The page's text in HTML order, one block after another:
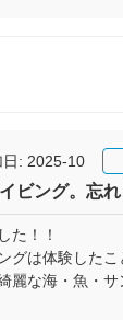
日: 2025-10
ビング。忘
た！！
グは体験した
麗な海・魚・